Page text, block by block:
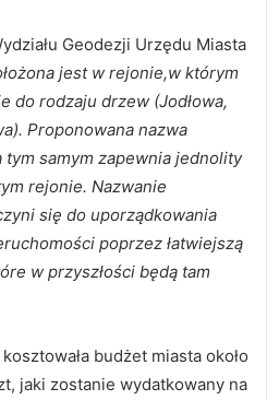
Geodezji Urzędu Miasta
jest w rejonie,w którym
do rodzaju drzew (Jodłowa,
Proponowana nazwa
samym zapewnia jednolity
rejonie. Nazwanie
się do uporządkowania
poprzez łatwiejszą
w przyszłości będą tam
budżet miasta około
jaki zostanie wydatkowany na